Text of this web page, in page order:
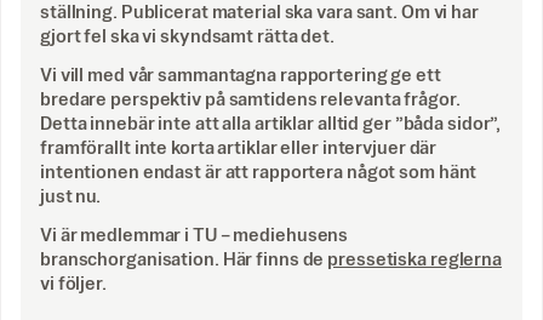
ställning. Publicerat material ska vara sant. Om vi har
gjort fel ska vi skyndsamt rätta det.
Vi vill med vår sammantagna rapportering ge ett
bredare perspektiv på samtidens relevanta frågor.
Detta innebär inte att alla artiklar alltid ger ”båda sidor”,
framförallt inte korta artiklar eller intervjuer där
intentionen endast är att rapportera något som hänt
just nu.
Vi är medlemmar i TU – mediehusens
branschorganisation. Här finns de pressetiska reglerna
vi följer.